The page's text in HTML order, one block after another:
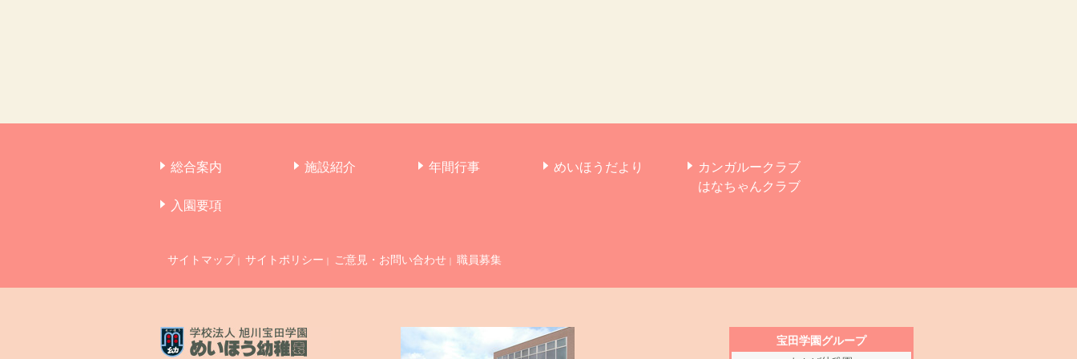
総合案内 施設紹介 年間行事 めいほうだより
カンガルークラブ
はなちゃんクラブ
入園要項
サイトマップ サイトポリシー ご意見・お問い合わせ 職員募集
宝田学園グループ